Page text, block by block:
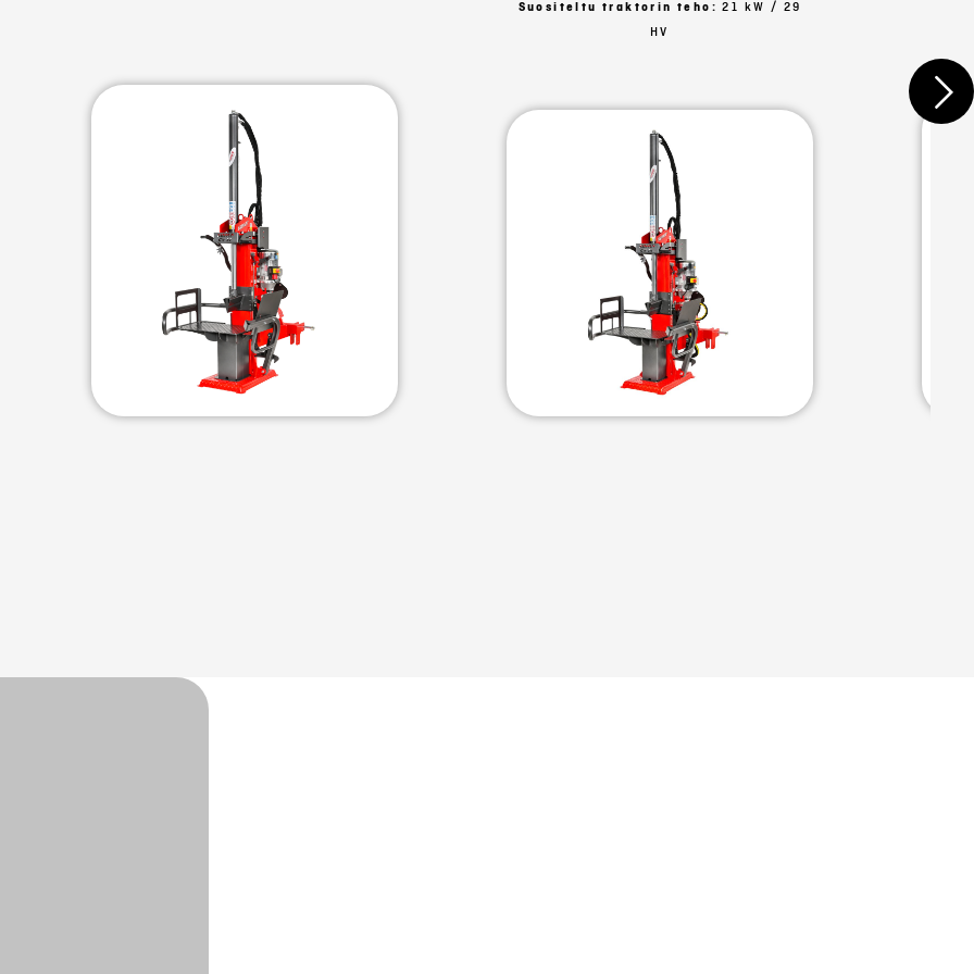
Suositeltu traktorin teho:21 kW / 29
HV